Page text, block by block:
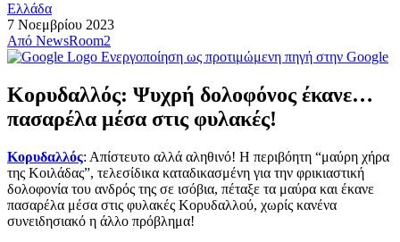
Ελλάδα
7 Νοεμβρίου 2023
Από NewsRoom2
Ενεργοποίηση ως προτιμώμενη πηγή στην Google
Κορυδαλλός: Ψυχρή δολοφόνος έκανε…
πασαρέλα μέσα στις φυλακές!
Κορυδαλλός: Απίστευτο αλλά αληθινό! Η περιβόητη “μαύρη χήρα
της Κοιλάδας”, τελεσίδικα καταδικασμένη για την φρικιαστική
δολοφονία του ανδρός της σε ισόβια, πέταξε τα μαύρα και έκανε
πασαρέλα μέσα στις φυλακές Κορυδαλλού, χωρίς κανένα
συνειδησιακό η άλλο πρόβλημα!